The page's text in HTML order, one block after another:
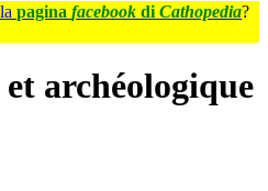
pagina facebook di Cathopedia?
archéologique